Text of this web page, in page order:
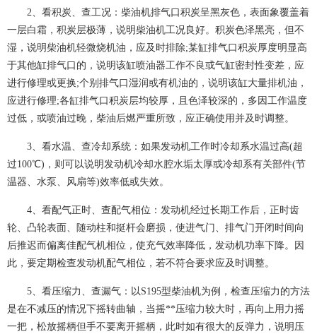
2、看积炭、查工况：柴油机排气口积炭呈黑灰色，表面象覆盖着
一层白霜，积炭层极薄，说明柴油机工况良好。积炭色泽黑亮，但不
湿，说明柴油机轻微烧机油，应及时排除;某缸排气口积炭厚度明显高
于其他缸排气口的，说明该缸喷油器工作不良或气缸密封性变差，应
进行修理或更换;个别排气口湿润或有机油的，说明该缸大量排机油，
应进行修理;各缸排气口积炭层均较厚，且色泽较深的，多因工作温度
过低，或喷油过晚，柴油后燃严重所致，应正确使用并及时调整。
3、看水温、查冷却系统：如果发动机工作时冷却系水温过高(超
过100℃)，则可以说明发动机冷却水腔水垢太厚或冷却系有关部件(节
温器、水泵、风扇等)效率低或失效。
4、看配气正时、查配气相位：发动机经过长期工作后，正时齿
轮、凸轮表面、随动柱和挺杆会磨损，使进气门、排气门开闭时间向
后推迟而偏离佳配气机相位，使充气效率降低，发动机功率下降。因
此，要定期检查发动机配气相位，若不符合要求应及时调整。
5、看压缩力、查漏气：以S195型柴油机为例，检查压缩力的方法
是在不减压的情况下摇转曲轴，当摇**压缩力较大时，再向上用力摇
一把，松放摇柄但手不要离开摇柄，此时如有很大的反弹力，说明压